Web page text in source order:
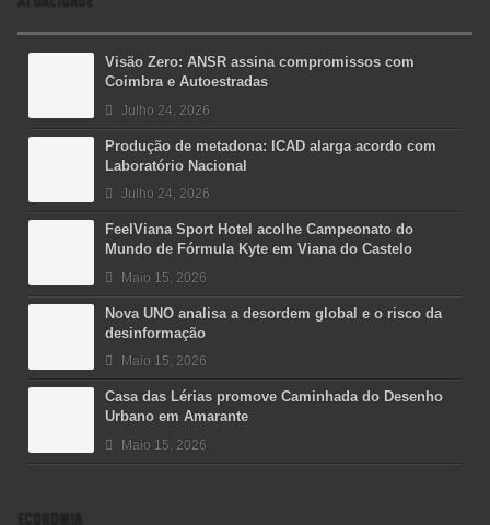
Visão Zero: ANSR assina compromissos com
Coimbra e Autoestradas
Julho 24, 2026
Produção de metadona: ICAD alarga acordo com
Laboratório Nacional
Julho 24, 2026
FeelViana Sport Hotel acolhe Campeonato do
Mundo de Fórmula Kyte em Viana do Castelo
Maio 15, 2026
Nova UNO analisa a desordem global e o risco da
desinformação
Maio 15, 2026
Casa das Lérias promove Caminhada do Desenho
Urbano em Amarante
Maio 15, 2026
ECONOMIA